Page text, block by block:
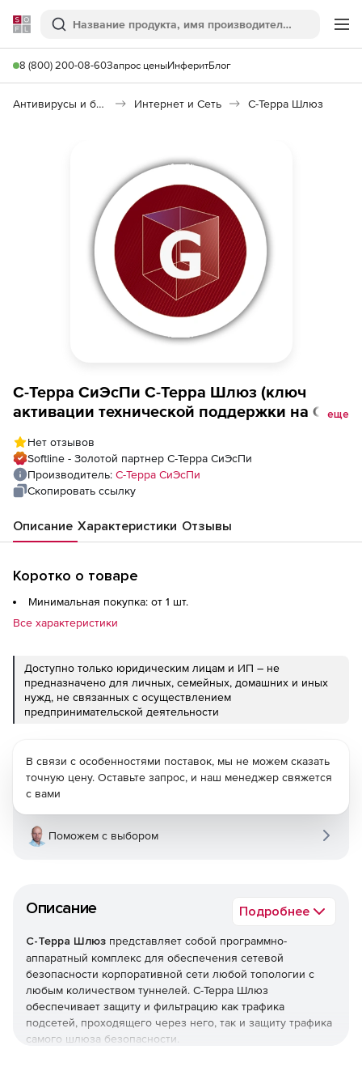
Softline
Поиск
8 (800) 200-08-60Запрос ценыИнферитБлог
Антивирусы и безопасность Интернет и Сеть С-Терра Шлюз
С-Терра СиЭсПи С-Терра Шлюз (ключ
активации технической поддержки на CDеще
Нет отзывов
Softline - Золотой партнер С-Терра СиЭсПи
Производитель: С-Терра СиЭсПи
Скопировать ссылку
Описание Характеристики Отзывы
Коротко о товаре
Минимальная покупка: от 1 шт.
Все характеристики
Доступно только юридическим лицам и ИП – не
предназначено для личных, семейных, домашних и иных
нужд, не связанных с осуществлением
предпринимательской деятельности
Описание Подробнее
С-Терра Шлюз представляет собой программно-
аппаратный комплекс для обеспечения сетевой
безопасности корпоративной сети любой топологии с
любым количеством туннелей. С-Терра Шлюз
обеспечивает защиту и фильтрацию как трафика
подсетей, проходящего через него, так и защиту трафика
самого шлюза безопасности.
В связи с особенностями поставок, мы не можем сказать
точную цену. Оставьте запрос, и наш менеджер свяжется
с вами
Поможем с выбором